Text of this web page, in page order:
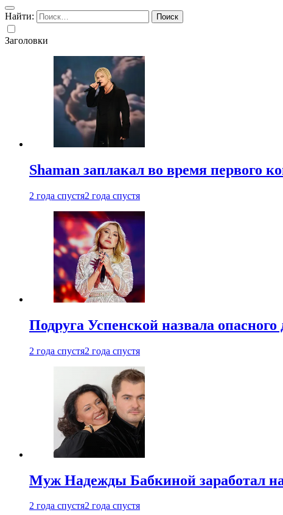
Найти:
Заголовки
Shaman заплакал во время первого
2 года спустя2 года спустя
Подруга Успенской назвала
2 года спустя2 года спустя
Муж Надежды Бабкиной заработал на
2 года спустя2 года спустя